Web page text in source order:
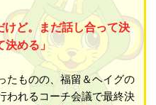
けど。まだ話し合って決
決める」
ものの、福留＆ヘイグの
われるコーチ会議で最終決